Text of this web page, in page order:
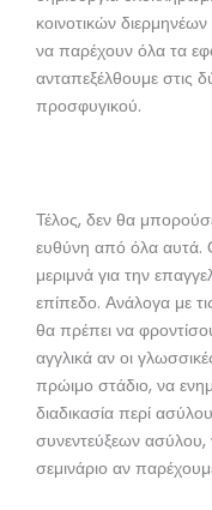
κοινοτικών
να παρέχουν όλα τα
ανταπεξέλθουμε στις
προσφυγικού.
Τέλος, δεν θα
ευθύνη από όλα αυτά.
μεριμνά για την
επίπεδο. Ανάλογα με
θα πρέπει να
αγγλικά αν οι
πρώιμο στάδιο, να
διαδικασία περί
συνεντεύξεων
σεμινάριο αν